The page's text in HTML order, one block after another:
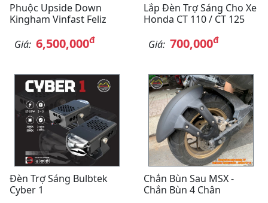
Phuộc Upside Down
Kingham Vinfast Feliz
Giá: 6,500,000đ
Lắp Đèn Trợ Sáng Cho Xe
Honda CT 110 / CT 125
Giá: 700,000đ
Đèn Trợ Sáng Bulbtek
Cyber 1
Chắn Bùn Sau MSX -
Chắn Bùn 4 Chân